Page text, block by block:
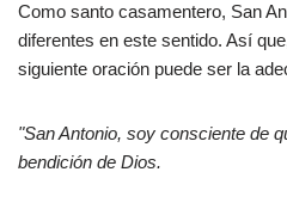
Como santo casamentero, San
diferentes en este sentido. Así
siguiente oración puede ser la
"San Antonio, soy consciente de
bendición de Dios.